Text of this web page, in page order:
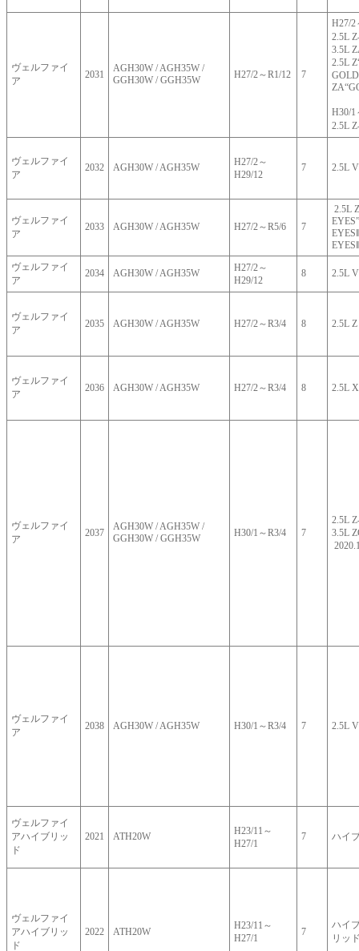
ヴェルファイ
ア
2031
AGH30W / AGH35W /
GGH30W / GGH35W
H27/2～R1/12 7
H27/2
2.5L
3.5L
2.5L
H30/1
2.5L
ヴェルファイ
ア
2032 AGH30W / AGH35W
H27/2～
H29/12
7 2.5L V
ヴェルファイ
ア
2033 AGH30W / AGH35W H27/2～R5/6 7
2.5L
ヴェルファイ
ア
2034 AGH30W / AGH35W
H27/2～
H29/12
8 2.5L V
ヴェルファイ
ア
2035 AGH30W / AGH35W H27/2～R3/4 8 2.5L Z
ヴェルファイ
ア
2036 AGH30W / AGH35W H27/2～R3/4 8 2.5L X
ヴェルファイ
ア
2037
AGH30W / AGH35W /
GGH30W / GGH35W
H30/1～R3/4 7
2.5L
3.5L
ヴェルファイ
ア
2038 AGH30W / AGH35W H30/1～R3/4 7 2.5L V
ヴェルファイ
アハイブリッ
ド
2021 ATH20W
H23/11～
H27/1
7 ハイ
ヴェルファイ
アハイブリッ
ド
2022 ATH20W
H23/11～
H27/1
7
ハイ
リッ